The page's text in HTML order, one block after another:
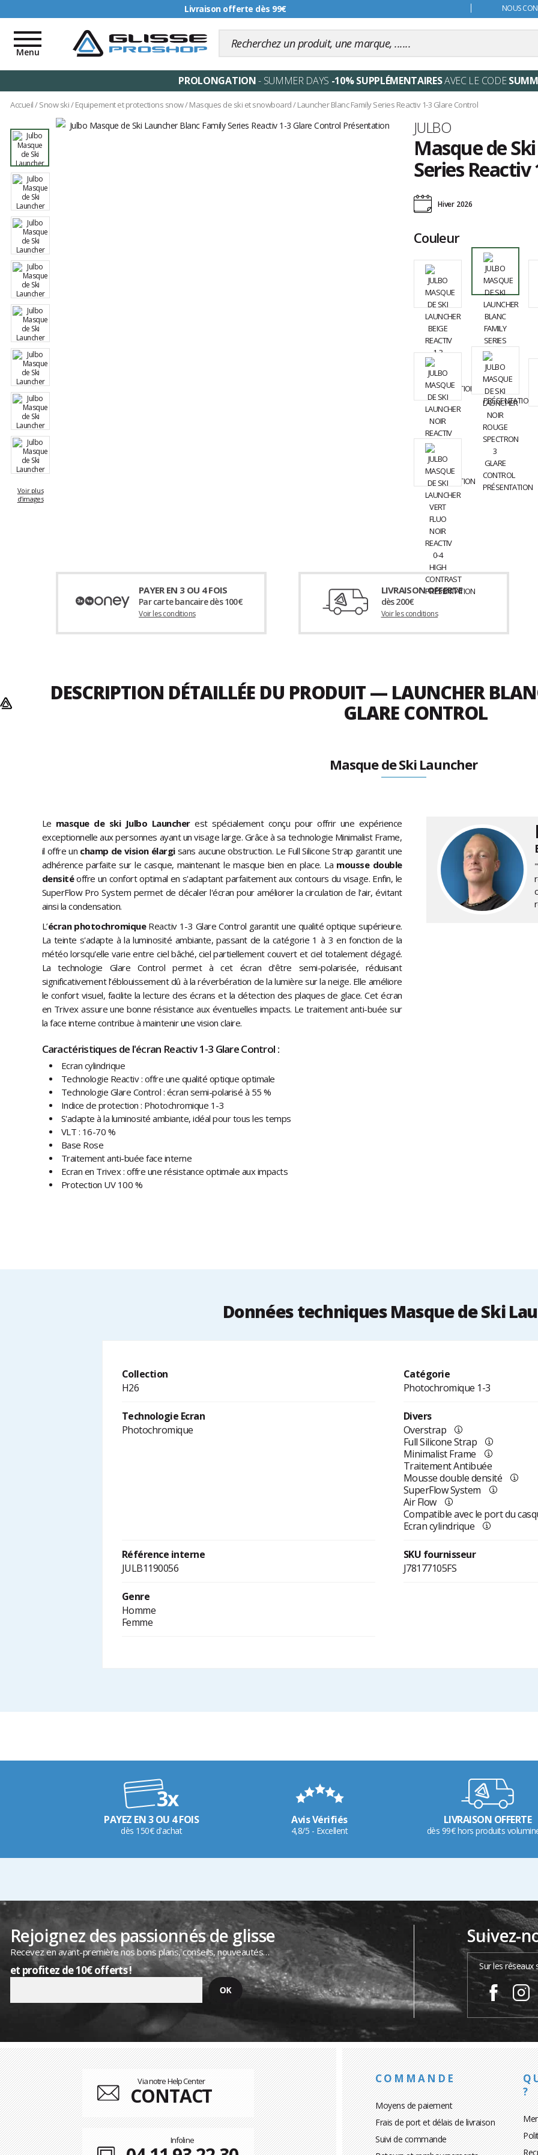
Livraison offerte dès 99€ NOUS
Toggle
navigation
Menu
PROLONGATION- SUMMER DAYS -10% SUPPLÉMENTAIRESAVEC LE CODE
Accueil/Snow ski/Equipement et protections snow/Masques de ski et snowboard/Launcher Blanc Family Series Reactiv 1-3 Glare Control
Voir plus
d'images
Marque
JULBO
Masque de
Series
avis
clientsHiver 2026
Couleur
PAYER EN 3 OU 4 FOIS
Par carte bancaire dès 100€
Voir les conditions
LIVRAISON OFFERTE
dès 200€
Voir les conditions
DESCRIPTION DÉTAILLÉE DU PRODUIT — LAUNCHER
GLARE CONTROL
Masque de Ski Launcher
Le masque de ski Julbo Launcherest spécialement conçu pour offrir une expérience
exceptionnelle aux personnes ayant un visage large. Grâce à sa technologie Minimalist Frame,
il offre un champ de vision élargisans aucune obstruction. Le Full Silicone Strap garantit une
adhérence parfaite sur le casque, maintenant le masque bien en place. La mousse double
densitéoffre un confort optimal en s'adaptant parfaitement aux contours du visage. Enfin, le
SuperFlow Pro System permet de décaler l'écran pour améliorer la circulation de l'air, évitant
ainsi la condensation.
L’écran photochromiqueReactiv 1-3 Glare Control garantit une qualité optique supérieure.
La teinte s'adapte à la luminosité ambiante, passant de la catégorie 1 à 3 en fonction de la
météo lorsqu'elle varie entre ciel bâché, ciel partiellement couvert et ciel totalement dégagé.
La technologie Glare Control permet à cet écran d'être semi-polarisée, réduisant
significativement l’éblouissement dû à la réverbération de la lumière sur la neige. Elle améliore
le confort visuel, facilite la lecture des écrans et la détection des plaques de glace. Cet écran
en Trivex assure une bonne résistance aux éventuelles impacts. Le traitement anti-buée sur
la face interne contribue à maintenir une vision claire.
Caractéristiques de l'écran Reactiv 1-3 Glare Control :
Ecran cylindrique
Technologie Reactiv : offre une qualité optique optimale
Technologie Glare Control : écran semi-polarisé à 55 %
Indice de protection : Photochromique 1-3
S'adapte à la luminosité ambiante, idéal pour tous les temps
VLT : 16-70 %
Base Rose
Traitement anti-buée face interne
Ecran en Trivex : offre une résistance optimale aux impacts
Protection UV 100 %
Données techniques Masque de Ski
Collection
H26
Catégorie
Photochromique 1-3
Technologie Ecran
Photochromique
Divers
Overstrap
Full Silicone Strap
Minimalist Frame
Traitement Antibuée
Mousse double densité
SuperFlow System
Air Flow
Compatible avec le port du
Ecran cylindrique
Référence interne
JULB1190056
SKU fournisseur
J78177105FS
Genre
Homme
Femme
PAYEZ EN 3 OU 4 FOIS
dès 150€ d'achat
Avis Vérifiés
4,8/5 - Excellent
LIVRAISON OFFERTE
dès 99€ hors produits
Rejoignez des passionnés de glisse
Recevez en avant-première nos bons plans, conseils, nouveautés…
et profitez de 10€ offerts !
Suivez-
Sur les réseaux
Via notre Help Center
CONTACT
Infoline
COMMANDE
Moyens de paiement
Frais de port et délais de livraison
Suivi de commande
?